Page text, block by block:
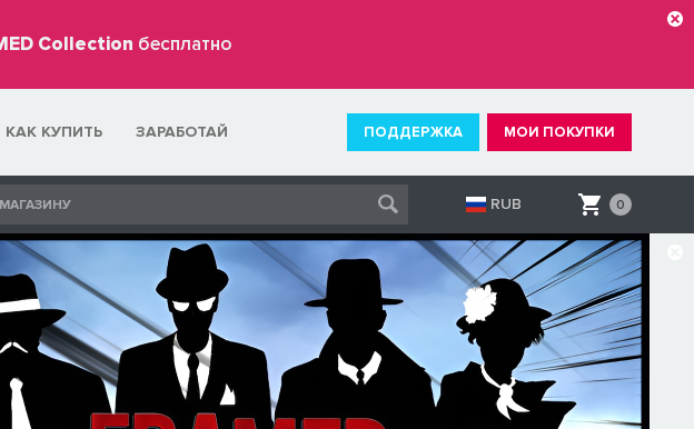
Collection бесплатно
КАК КУПИТЬ ЗАРАБОТАЙ ПОДДЕРЖКА МОИ ПОКУПКИ
RUB 0